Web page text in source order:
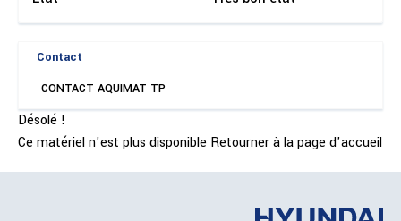
Contact
CONTACT AQUIMAT TP
Désolé !
Ce matériel n'est plus disponible Retourner à la page d'accueil